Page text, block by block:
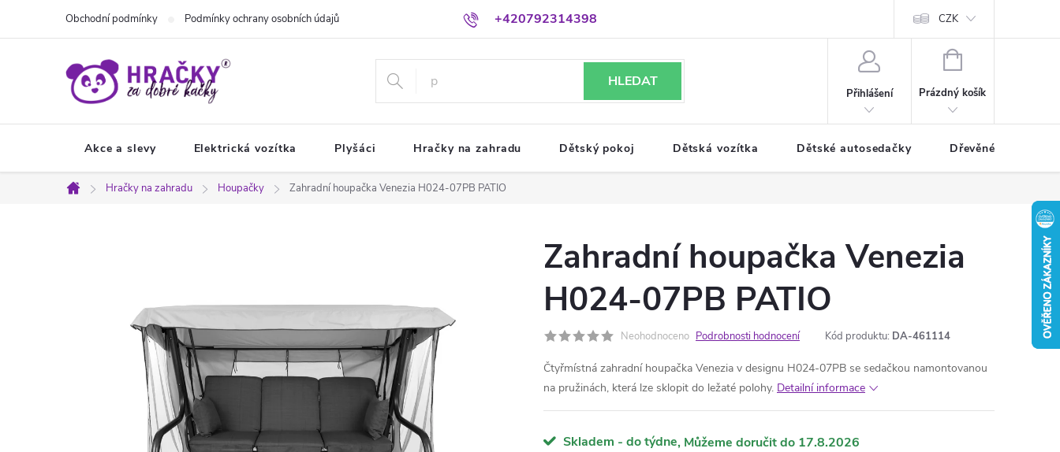
+420792314398
Obchodní podmínky Podmínky ochrany osobních údajů CZK
HLEDAT
Přihlášení
NÁKUPNÍ
Prázdný košík
Akce a slevy Elektrická vozítka Plyšáci Hračky na zahradu Dětský pokoj Dětská vozítka Dětské autosedačky Dřevěné hračky
Domů
Hračky na zahradu Houpačky Zahradní houpačka Venezia H024-07PB PATIO
Zahradní houpačka Venezia
H024-07PB PATIO
Neohodnoceno Podrobnosti hodnocení Kód produktu: DA-461114
Čtyřmístná zahradní houpačka Venezia v designu H024-07PB se sedačkou namontovanou
na pružinách, která lze sklopit do ležaté polohy. Detailní informace
Skladem - do týdne 17.8.2026